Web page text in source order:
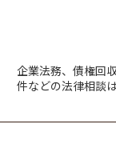
企業法務、債権回
件などの法律相談